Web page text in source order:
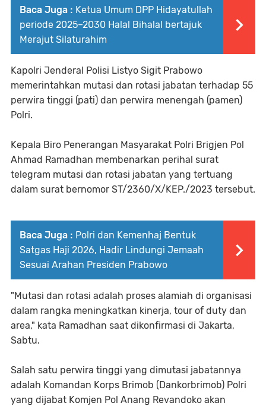
Baca Juga : Ketua Umum DPP Hidayatullah
periode 2025–2030 Halal Bihalal bertajuk
Merajut Silaturahim
Kapolri Jenderal Polisi Listyo Sigit Prabowo
memerintahkan mutasi dan rotasi jabatan terhadap 55
perwira tinggi (pati) dan perwira menengah (pamen)
Polri.
Kepala Biro Penerangan Masyarakat Polri Brigjen Pol
Ahmad Ramadhan membenarkan perihal surat
telegram mutasi dan rotasi jabatan yang tertuang
dalam surat bernomor ST/2360/X/KEP./2023 tersebut.
Baca Juga : Polri dan Kemenhaj Bentuk
Satgas Haji 2026, Hadir Lindungi Jemaah
Sesuai Arahan Presiden Prabowo
"Mutasi dan rotasi adalah proses alamiah di organisasi
dalam rangka meningkatkan kinerja, tour of duty dan
area," kata Ramadhan saat dikonfirmasi di Jakarta,
Sabtu.
Salah satu perwira tinggi yang dimutasi jabatannya
adalah Komandan Korps Brimob (Dankorbrimob) Polri
yang dijabat Komjen Pol Anang Revandoko akan